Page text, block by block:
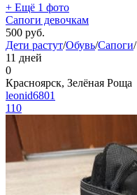
+ Ещё 1 фото
Сапоги девочкам
500 руб.
Дети растут/Обувь/Сапоги/
11 дней
0
Красноярск, Зелёная Роща
leonid6801
110